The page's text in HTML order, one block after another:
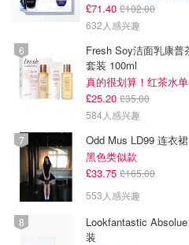
£71.40 £102.00
632人感兴趣
Fresh Soy洁面乳康普
套装 100ml
£25.20 £35.00
584人感兴趣
Odd Mus LD99 连衣裙
黑色类似款
£33.75 £165.00
553人感兴趣
Lookfantastic
装